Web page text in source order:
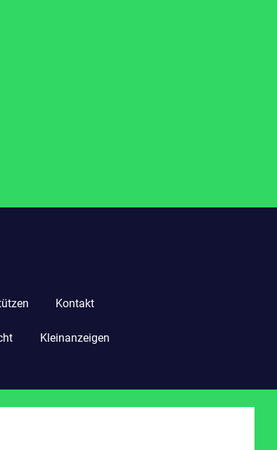
Kontakt
Kleinanzeigen